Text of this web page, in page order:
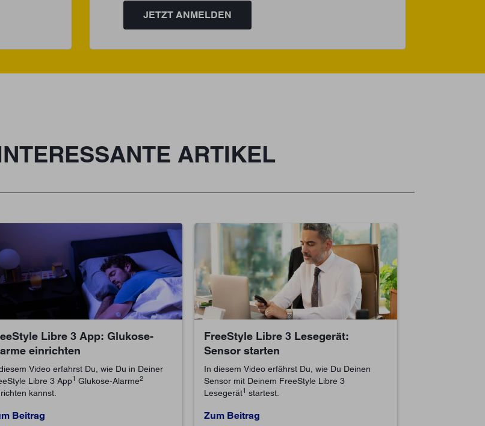
JETZT ANMELDEN
ARTIKEL
Libre 3 App: Glukose-
einrichten
Video erfahrst Du, wie Du in Deiner
Libre 3 App1 Glukose-Alarme2
kannst.
Beitrag
FreeStyle Libre 3 Lesegerät:
Sensor starten
In diesem Video erfährst Du, wie Du Deinen
Sensor mit Deinem FreeStyle Libre 3
Lesegerät1 startest.
Zum Beitrag